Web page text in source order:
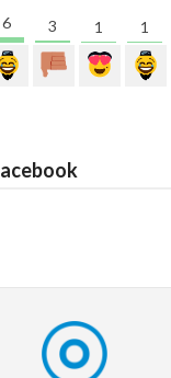
6 3 1 1